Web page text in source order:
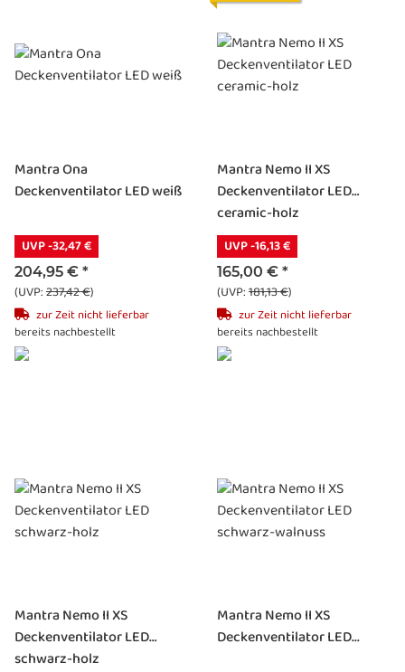
Mantra Ona
Deckenventilator LED weiß
UVP -32,47 €
204,95 € *
(UVP:237,42 €)
zur Zeit nicht lieferbar
bereits nachbestellt
Mantra Nemo II XS
Deckenventilator LED
ceramic-holz
UVP -16,13 €
165,00 € *
(UVP:181,13 €)
zur Zeit nicht lieferbar
bereits nachbestellt
Mantra Nemo II XS
Deckenventilator LED
schwarz-holz
Mantra Nemo II XS
Deckenventilator LED...